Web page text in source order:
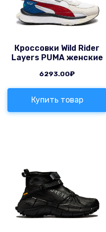
Кроссовки Wild Rider
Layers PUMA женские
6293.00₽
Купить товар